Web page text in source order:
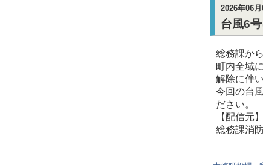
2026年06
台風6
総務課か
町内全域
解除に伴
今回の台
ださい。
【配信元】
総務課消